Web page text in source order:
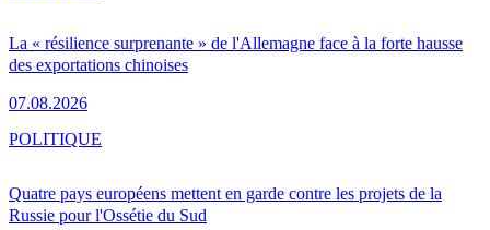
La « résilience surprenante » de l'Allemagne face à la forte hausse
des exportations chinoises
07.08.2026
Quatre pays européens mettent en garde contre les projets de la
Russie pour l'Ossétie du Sud
POLITIQUE